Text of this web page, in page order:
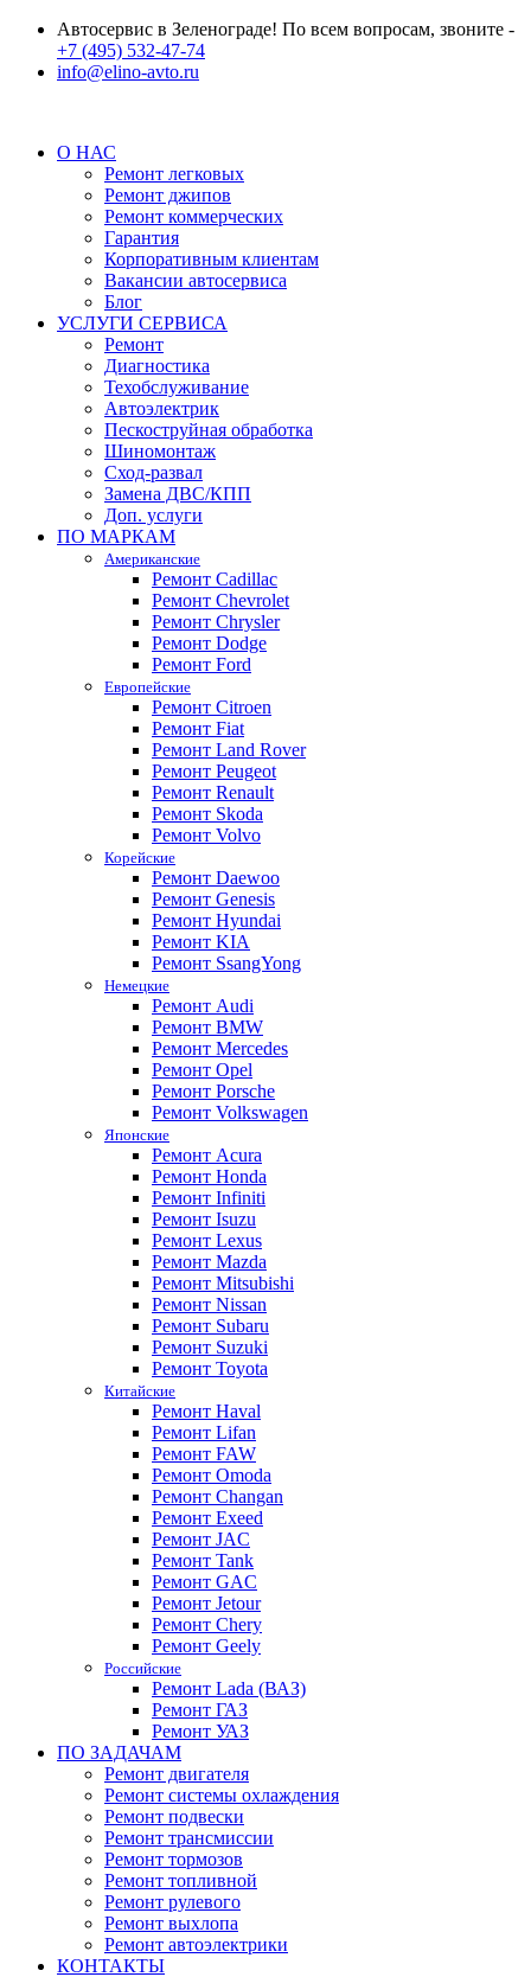
Автосервис в Зеленограде! По всем вопросам, звоните -
+7 (495) 532-47-74
info@elino-avto.ru
О НАС
Ремонт легковых
Ремонт джипов
Ремонт коммерческих
Гарантия
Корпоративным клиентам
Вакансии автосервиса
Блог
УСЛУГИ СЕРВИСА
Ремонт
Диагностика
Техобслуживание
Автоэлектрик
Пескоструйная обработка
Шиномонтаж
Сход-развал
Замена ДВС/КПП
Доп. услуги
ПО МАРКАМ
Американские
Ремонт Cadillac
Ремонт Chevrolet
Ремонт Chrysler
Ремонт Dodge
Ремонт Ford
Европейские
Ремонт Citroen
Ремонт Fiat
Ремонт Land Rover
Ремонт Peugeot
Ремонт Renault
Ремонт Skoda
Ремонт Volvo
Корейские
Ремонт Daewoo
Ремонт Genesis
Ремонт Hyundai
Ремонт KIA
Ремонт SsangYong
Немецкие
Ремонт Audi
Ремонт BMW
Ремонт Mercedes
Ремонт Opel
Ремонт Porsche
Ремонт Volkswagen
Японские
Ремонт Acura
Ремонт Honda
Ремонт Infiniti
Ремонт Isuzu
Ремонт Lexus
Ремонт Mazda
Ремонт Mitsubishi
Ремонт Nissan
Ремонт Subaru
Ремонт Suzuki
Ремонт Toyota
Китайские
Ремонт Haval
Ремонт Lifan
Ремонт FAW
Ремонт Omoda
Ремонт Changan
Ремонт Exeed
Ремонт JAC
Ремонт Tank
Ремонт GAC
Ремонт Jetour
Ремонт Chery
Ремонт Geely
Российские
Ремонт Lada (ВАЗ)
Ремонт ГАЗ
Ремонт УАЗ
ПО ЗАДАЧАМ
Ремонт двигателя
Ремонт системы охлаждения
Ремонт подвески
Ремонт трансмиссии
Ремонт тормозов
Ремонт топливной
Ремонт рулевого
Ремонт выхлопа
Ремонт автоэлектрики
КОНТАКТЫ